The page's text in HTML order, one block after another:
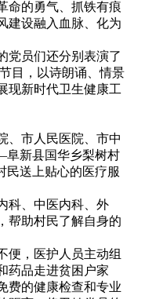
命的勇气、抓铁有痕
建设融入血脉、化为
员们还分别表演了
目，以诗朗诵、情景
现新时代卫生健康工
市人民医院、市中
新县国华乡梨树村
民送上贴心的医疗服
、中医内科、外
帮助村民了解自身的
，医护人员主动组
药品走进贫困户家
费的健康检查和专业